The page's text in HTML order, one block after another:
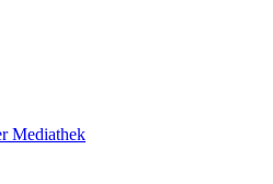
Mediathek